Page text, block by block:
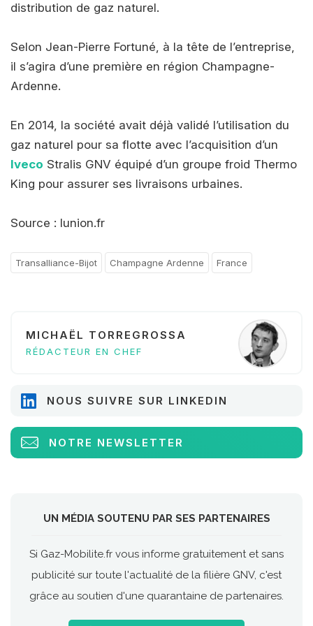
distribution de gaz naturel.
Selon Jean-Pierre Fortuné, à la tête de l’entreprise,
il s’agira d’une première en région Champagne-
Ardenne.
En 2014, la société avait déjà validé l’utilisation du
gaz naturel pour sa flotte avec l’acquisition d’un
Iveco Stralis GNV équipé d’un groupe froid Thermo
King pour assurer ses livraisons urbaines.
Source : lunion.fr
Transalliance-Bijot Champagne Ardenne France
MICHAËL TORREGROSSA
RÉDACTEUR EN CHEF
NOUS SUIVRE SUR LINKEDIN
NOTRE NEWSLETTER
UN MÉDIA SOUTENU PAR SES PARTENAIRES
Si Gaz-Mobilite.fr vous informe gratuitement et sans
publicité sur toute l'actualité de la filière GNV, c'est
grâce au soutien d'une quarantaine de partenaires.